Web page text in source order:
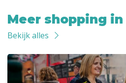
Meer shopping
Bekijk alles